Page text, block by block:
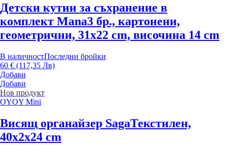
Детски кутии за съхранение в
комплект Mana3 бр., картонени,
геометрични, 31x22 cm, височина 14 cm
В наличностПоследни бройки
60 € (117,35 Лв)
Добави
Добави
Нов продукт
OYOY Mini
Висящ органайзер SagaТекстилен,
40x2x24 cm